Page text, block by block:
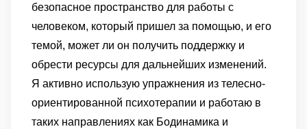
безопасное пространство для работы с
человеком, который пришел за помощью, и его
темой, может ли он получить поддержку и
обрести ресурсы для дальнейших изменений.
Я активно использую упражнения из телесно-
ориентированной психотерапии и работаю в
таких направлениях как Бодинамика и